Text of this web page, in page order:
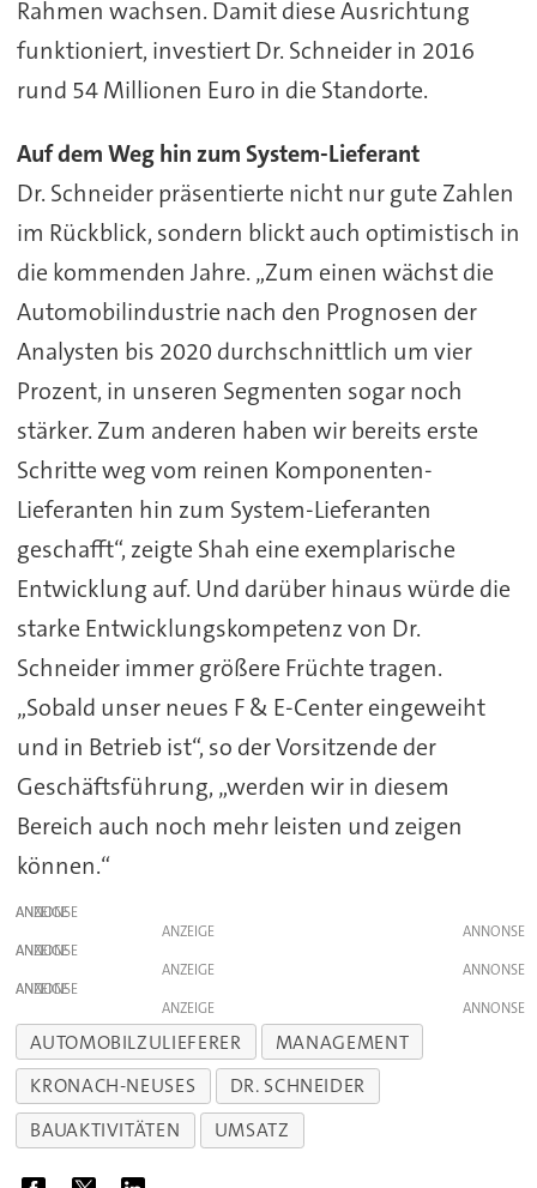
Rahmen wachsen. Damit diese Ausrichtung
funktioniert, investiert Dr. Schneider in 2016
rund 54 Millionen Euro in die Standorte.
Auf dem Weg hin zum System-Lieferant
Dr. Schneider präsentierte nicht nur gute Zahlen
im Rückblick, sondern blickt auch optimistisch in
die kommenden Jahre. „Zum einen wächst die
Automobilindustrie nach den Prognosen der
Analysten bis 2020 durchschnittlich um vier
Prozent, in unseren Segmenten sogar noch
stärker. Zum anderen haben wir bereits erste
Schritte weg vom reinen Komponenten-
Lieferanten hin zum System-Lieferanten
geschafft“, zeigte Shah eine exemplarische
Entwicklung auf. Und darüber hinaus würde die
starke Entwicklungskompetenz von Dr.
Schneider immer größere Früchte tragen.
„Sobald unser neues F & E-Center eingeweiht
und in Betrieb ist“, so der Vorsitzende der
Geschäftsführung, „werden wir in diesem
Bereich auch noch mehr leisten und zeigen
können.“
ANZEIGE
ANZEIGE
ANZEIGE
ANZEIGE
ANZEIGE
ANZEIGE
AUTOMOBILZULIEFERER
MANAGEMENT
KRONACH-NEUSES
DR. SCHNEIDER
BAUAKTIVITÄTEN
UMSATZ